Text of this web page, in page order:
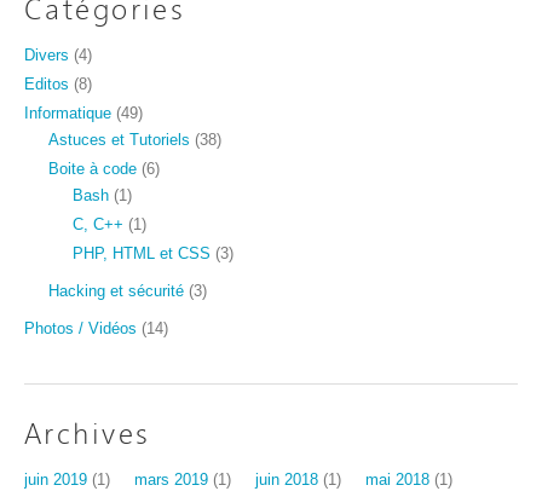
Catégories
Divers (4)
Editos (8)
Informatique (49)
Astuces et Tutoriels (38)
Boite à code (6)
Bash (1)
C, C++ (1)
PHP, HTML et CSS (3)
Hacking et sécurité (3)
Photos / Vidéos (14)
Archives
juin 2019 (1) mars 2019 (1) juin 2018 (1) mai 2018 (1)